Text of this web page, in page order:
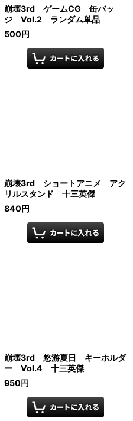
崩壊3rd ゲームCG 缶バッ
ジ Vol.2 ランダム単品
500円
崩壊3rd ショートアニメ アク
リルスタンド 十三英傑
840円
崩壊3rd 悠游夏日 キーホルダ
ー Vol.4 十三英傑
950円